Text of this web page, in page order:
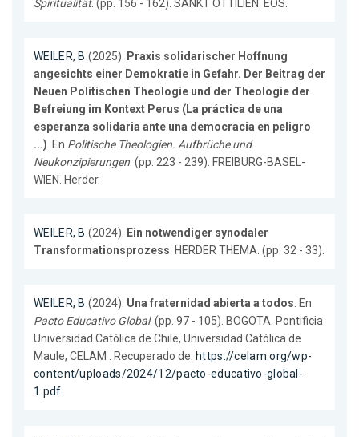
Spiritualität. (pp. 156 - 162). SANKT OTTILIEN. EOS.
WEILER, B.(2025). Praxis solidarischer Hoffnung
angesichts einer Demokratie in Gefahr. Der Beitrag der
Neuen Politischen Theologie und der Theologie der
Befreiung im Kontext Perus (La práctica de una
esperanza solidaria ante una democracia en peligro
...). En Politische Theologien. Aufbrüche und
Neukonzipierungen. (pp. 223 - 239). FREIBURG-BASEL-
WIEN. Herder.
WEILER, B.(2024). Ein notwendiger synodaler
Transformationsprozess. HERDER THEMA. (pp. 32 - 33).
WEILER, B.(2024). Una fraternidad abierta a todos. En
Pacto Educativo Global. (pp. 97 - 105). BOGOTA. Pontificia
Universidad Católica de Chile, Universidad Católica de
Maule, CELAM . Recuperado de: https://celam.org/wp-
content/uploads/2024/12/pacto-educativo-global-
1.pdf